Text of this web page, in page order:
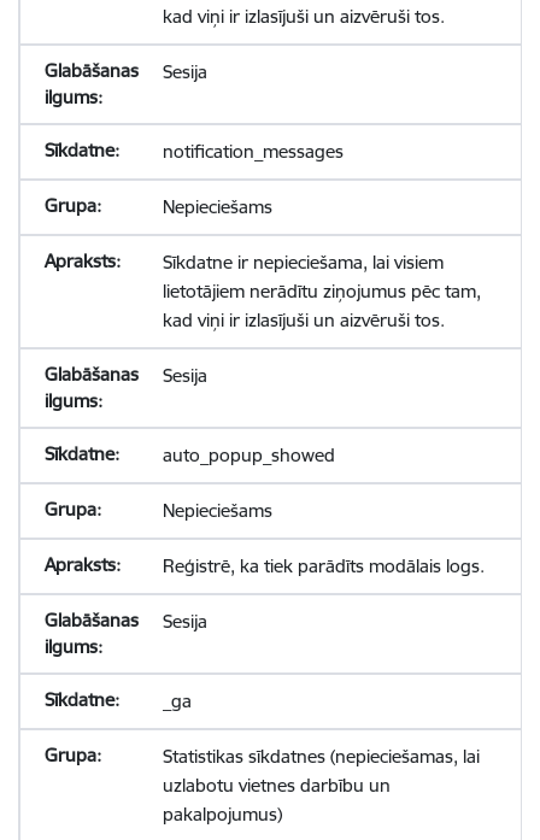
kad viņi ir izlasījuši un aizvēruši tos.
Sesija
notification_messages
Nepieciešams
Sīkdatne ir nepieciešama, lai visiem
lietotājiem nerādītu ziņojumus pēc tam,
kad viņi ir izlasījuši un aizvēruši tos.
Sesija
auto_popup_showed
Nepieciešams
Reģistrē, ka tiek parādīts modālais logs.
Sesija
_ga
Statistikas sīkdatnes (nepieciešamas, lai
uzlabotu vietnes darbību un
pakalpojumus)